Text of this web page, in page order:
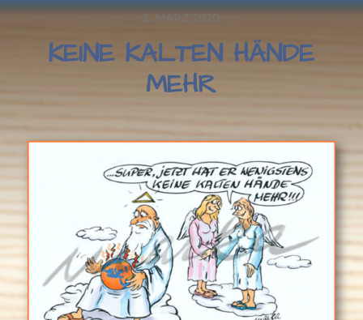
2. MÄRZ 2020
KEINE KALTEN HÄNDE
MEHR